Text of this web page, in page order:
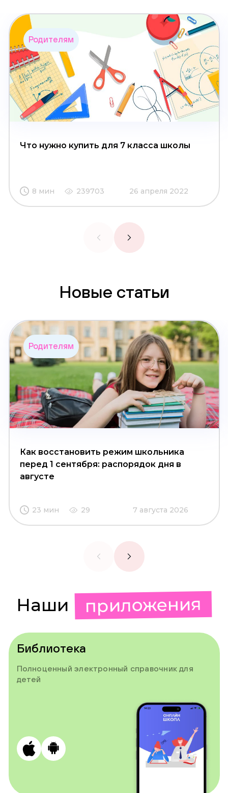
Родителям
Что нужно купить для 7 класса школы
8 мин 239703 26 апреля 2022
Новые статьи
Родителям
Как восстановить режим школьника
перед 1 сентября: распорядок дня в
августе
23 мин 29 7 августа 2026
Наши приложения
Библиотека
Полноценный электронный справочник для
детей